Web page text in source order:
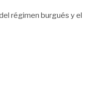
régimen burgués y el